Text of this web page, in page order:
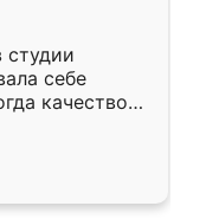
студии
себе
качеством
уже почти